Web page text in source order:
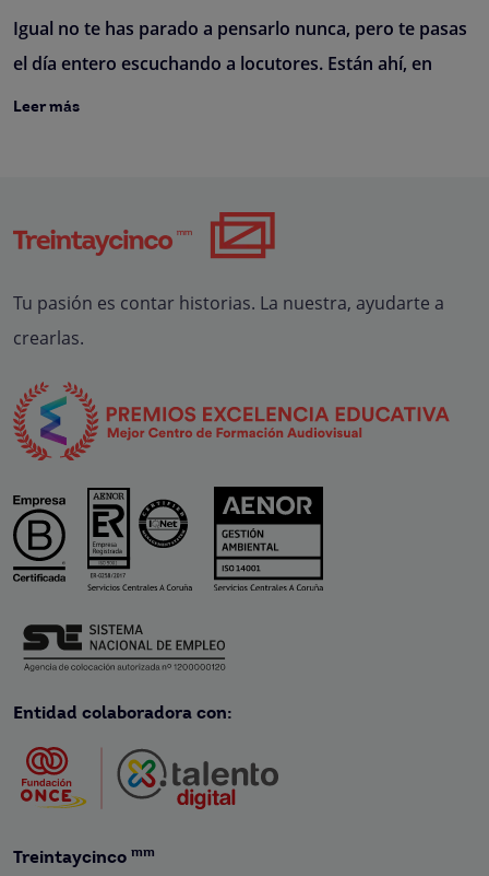
Igual no te has parado a pensarlo nunca, pero te pasas
el día entero escuchando a locutores. Están ahí, en
Leer más
Tu pasión es contar historias. La nuestra, ayudarte a
crearlas.
Entidad colaboradora con:
Treintaycinco mm